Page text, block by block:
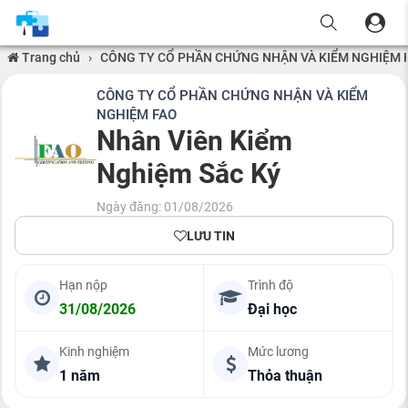
Trang chủ › CÔNG TY CỔ PHẦN CHỨNG NHẬN VÀ KIỂM NGHIỆM
CÔNG TY CỔ PHẦN CHỨNG NHẬN VÀ KIỂM
NGHIỆM FAO
Nhân Viên Kiểm
Nghiệm Sắc Ký
Ngày đăng: 01/08/2026
LƯU TIN
Hạn nộp
31/08/2026
Trình độ
Đại học
Kinh nghiệm
1 năm
Mức lương
Thỏa thuận